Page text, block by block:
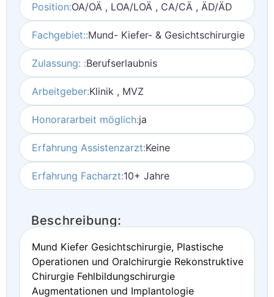
Position:OA/OÄ , LOA/LOÄ , CA/CÄ , ÄD/ÄD
Fachgebiet::Mund- Kiefer- & Gesichtschirurgie
Zulassung: :Berufserlaubnis
Arbeitgeber:Klinik , MVZ
Honorararbeit möglich:ja
Erfahrung Assistenzarzt:Keine
Erfahrung Facharzt:10+ Jahre
Beschreibung:
Mund Kiefer Gesichtschirurgie, Plastische
Operationen und Oralchirurgie Rekonstruktive
Chirurgie Fehlbildungschirurgie
Augmentationen und Implantologie